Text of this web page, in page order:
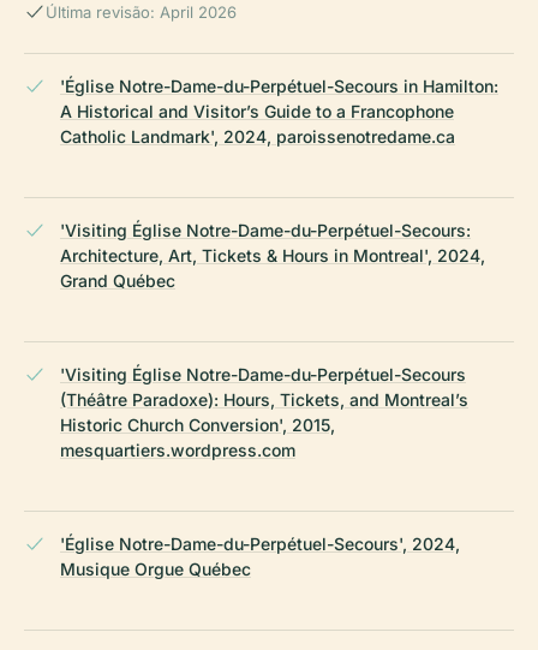
Última revisão: April 2026
'Église Notre-Dame-du-Perpétuel-Secours in Hamilton:
A Historical and Visitor’s Guide to a Francophone
Catholic Landmark', 2024, paroissenotredame.ca
'Visiting Église Notre-Dame-du-Perpétuel-Secours:
Architecture, Art, Tickets & Hours in Montreal', 2024,
Grand Québec
'Visiting Église Notre-Dame-du-Perpétuel-Secours
(Théâtre Paradoxe): Hours, Tickets, and Montreal’s
Historic Church Conversion', 2015,
mesquartiers.wordpress.com
'Église Notre-Dame-du-Perpétuel-Secours', 2024,
Musique Orgue Québec